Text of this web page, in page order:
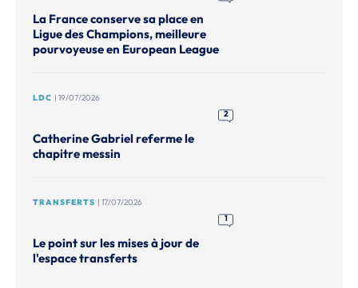
La France conserve sa place en
Ligue des Champions, meilleure
pourvoyeuse en European League
LDC | 19/07/2026
2
Catherine Gabriel referme le
chapitre messin
TRANSFERTS | 17/07/2026
1
Le point sur les mises à jour de
l'espace transferts